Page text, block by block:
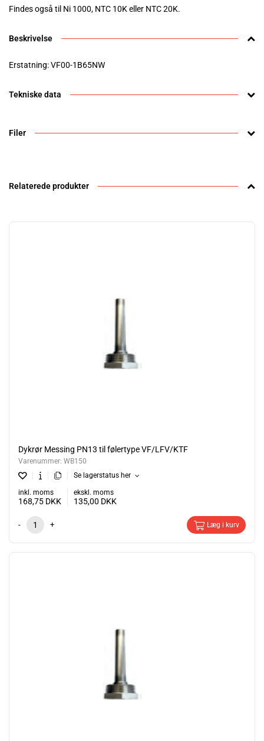
Findes også til Ni 1000, NTC 10K eller NTC 20K.
Beskrivelse
Erstatning: VF00-1B65NW
Tekniske data
Filer
Relaterede produkter
Dykrør Messing PN13 til følertype VF/LFV/KTF
Varenummer: WB150
Se lagerstatus her
inkl. moms
168,75 DKK
ekskl. moms
135,00 DKK
- + Læg i kurv